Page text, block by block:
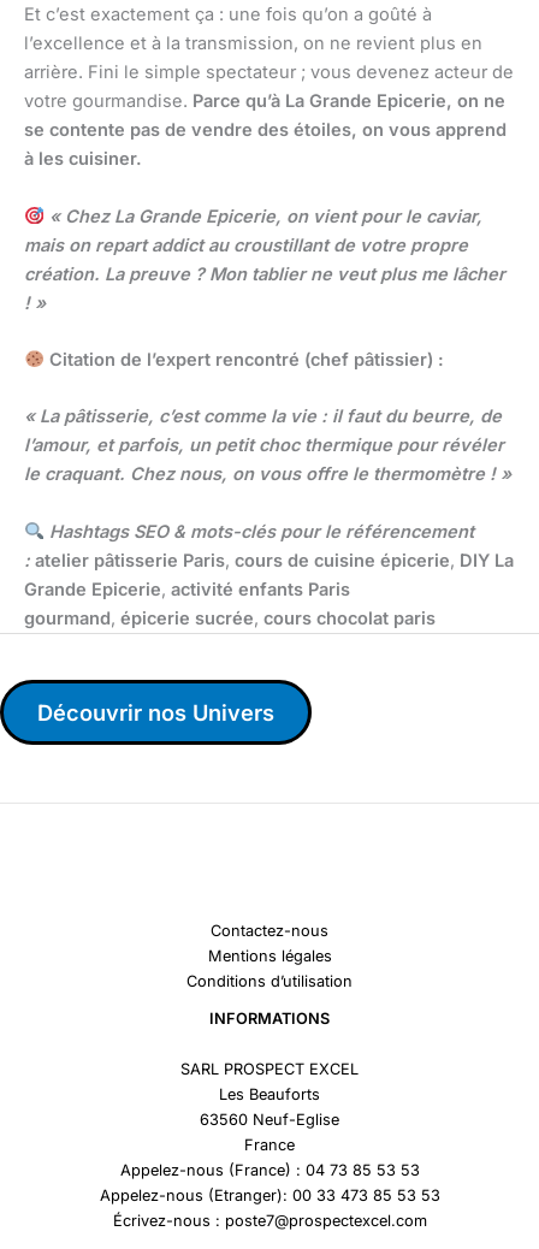
Et c’est exactement ça : une fois qu’on a goûté à
l’excellence et à la transmission, on ne revient plus en
arrière. Fini le simple spectateur ; vous devenez acteur de
votre gourmandise. Parce qu’à La Grande Epicerie, on ne
se contente pas de vendre des étoiles, on vous apprend
à les cuisiner.
« Chez La Grande Epicerie, on vient pour le caviar,
mais on repart addict au croustillant de votre propre
création. La preuve ? Mon tablier ne veut plus me lâcher
! »
Citation de l’expert rencontré (chef pâtissier) :
« La pâtisserie, c’est comme la vie : il faut du beurre, de
l’amour, et parfois, un petit choc thermique pour révéler
le craquant. Chez nous, on vous offre le thermomètre ! »
Hashtags SEO & mots-clés pour le référencement
: atelier pâtisserie Paris, cours de cuisine épicerie, DIY La
Grande Epicerie, activité enfants Paris
gourmand, épicerie sucrée, cours chocolat paris
Découvrir nos Univers
Contactez-nous
Mentions légales
Conditions d’utilisation
INFORMATIONS
SARL PROSPECT EXCEL
Les Beauforts
63560 Neuf-Eglise
France
Appelez-nous (France) : 04 73 85 53 53
Appelez-nous (Etranger): 00 33 473 85 53 53
Écrivez-nous : poste7@prospectexcel.com